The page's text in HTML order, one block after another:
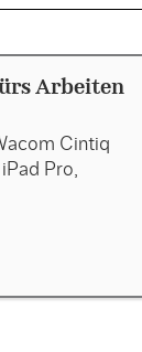
Arbeiten
Cintiq
Pro,